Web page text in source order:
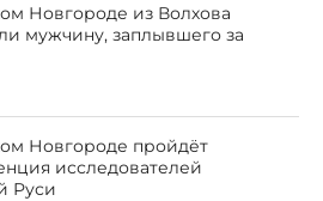
Новгороде из Волхова
мужчину, заплывшего за
Новгороде пройдёт
исследователей
Руси